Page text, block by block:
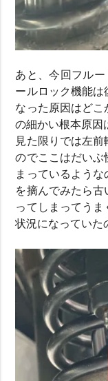
あと、今回フル
ールロック機能
なった原因はど
の細かい根本原因
見た限りでは左
のでここはだい
まっているよう
を摘んでみたら古
ってしまってうま
状況になっていた